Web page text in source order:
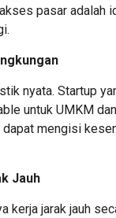
pasar adalah
nyata. Startup
untuk UMKM
mengisi
Jauh
kerja jarak jauh